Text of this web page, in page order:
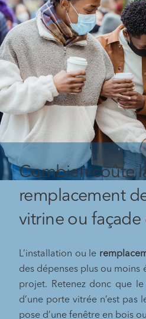
Combien coûte
remplacement
vitrine ou façade
L’installation ou le
des dépenses plus ou moins
projet. Retenez donc que
d’une porte vitrée n’est pas
pose d’une fenêtre en bois